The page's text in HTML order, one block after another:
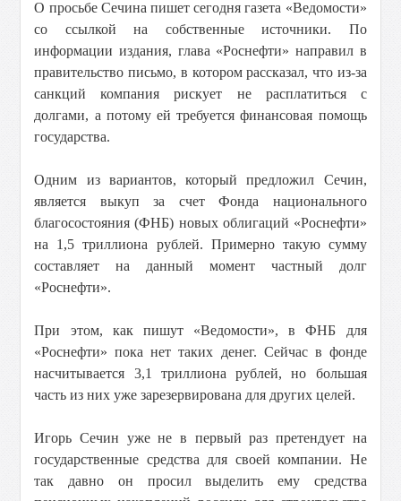
О просьбе Сечина пишет сегодня газета «Ведомости»
со ссылкой на собственные источники. По
информации издания, глава «Роснефти» направил в
правительство письмо, в котором рассказал, что из-за
санкций компания рискует не расплатиться с
долгами, а потому ей требуется финансовая помощь
государства.
Одним из вариантов, который предложил Сечин,
является выкуп за счет Фонда национального
благосостояния (ФНБ) новых облигаций «Роснефти»
на 1,5 триллиона рублей. Примерно такую сумму
составляет на данный момент частный долг
«Роснефти».
При этом, как пишут «Ведомости», в ФНБ для
«Роснефти» пока нет таких денег. Сейчас в фонде
насчитывается 3,1 триллиона рублей, но большая
часть из них уже зарезервирована для других целей.
Игорь Сечин уже не в первый раз претендует на
государственные средства для своей компании. Не
так давно он просил выделить ему средства